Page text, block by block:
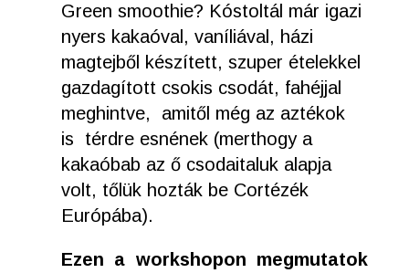
Green smoothie? Kóstoltál már igazi
nyers kakaóval, vaníliával, házi
magtejből készített, szuper ételekkel
gazdagított csokis csodát, fahéjjal
meghintve, amitől még az aztékok
is térdre esnének (merthogy a
kakaóbab az ő csodaitaluk alapja
volt, tőlük hozták be Cortézék
Európába).
Ezen a workshopon megmutatok